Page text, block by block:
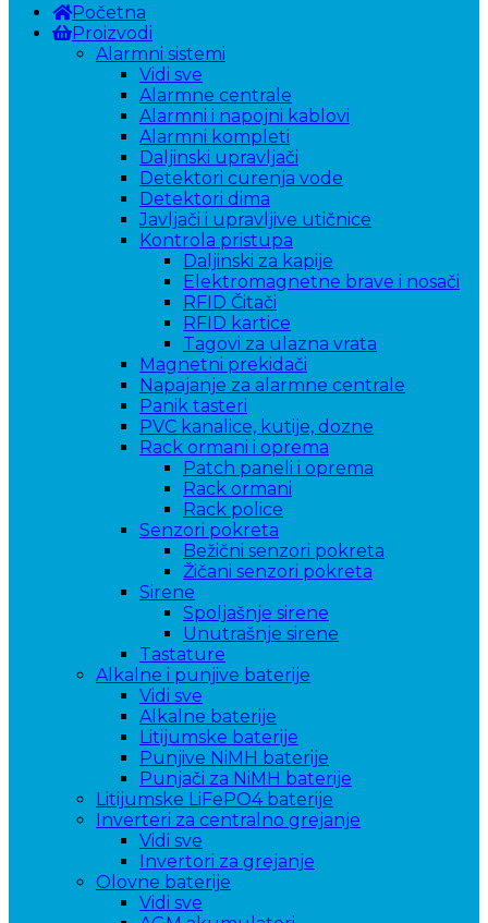
Početna
Proizvodi
Alarmni sistemi
Vidi sve
Alarmne centrale
Alarmni i napojni kablovi
Alarmni kompleti
Daljinski upravljači
Detektori curenja vode
Detektori dima
Javljači i upravljive utičnice
Kontrola pristupa
Daljinski za kapije
Elektromagnetne brave i nosači
RFID Čitači
RFID kartice
Tagovi za ulazna vrata
Magnetni prekidači
Napajanje za alarmne centrale
Panik tasteri
PVC kanalice, kutije, dozne
Rack ormani i oprema
Patch paneli i oprema
Rack ormani
Rack police
Senzori pokreta
Bežični senzori pokreta
Žičani senzori pokreta
Sirene
Spoljašnje sirene
Unutrašnje sirene
Tastature
Alkalne i punjive baterije
Vidi sve
Alkalne baterije
Litijumske baterije
Punjive NiMH baterije
Punjači za NiMH baterije
Litijumske LiFePO4 baterije
Inverteri za centralno grejanje
Vidi sve
Invertori za grejanje
Olovne baterije
Vidi sve